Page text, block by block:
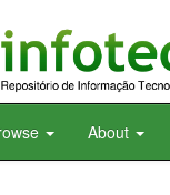
About